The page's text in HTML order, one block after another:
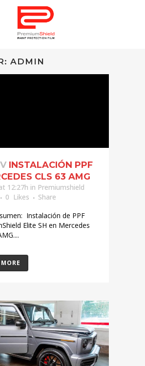
ADMIN
INSTALACIÓN PPF
CLS 63 AMG
12:27h in Premiumshield
0 Likes
Share
Instalación de PPF
Elite SH en Mercedes